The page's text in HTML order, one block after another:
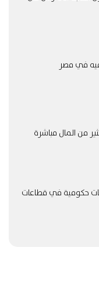
في مصر
من المال مباشرة
حكومية في قطاعات